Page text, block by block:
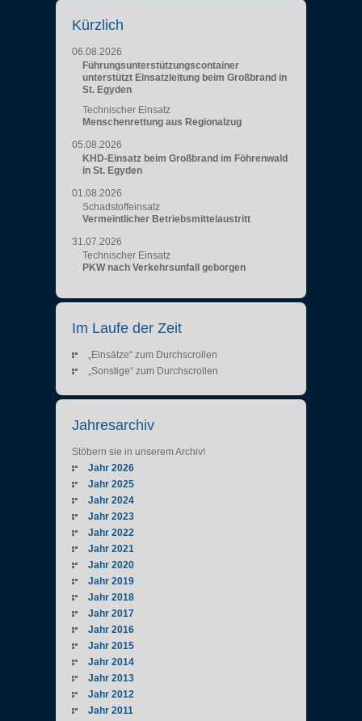
Kürzlich
06.08.2026
Führungsunterstützungscontainer
unterstützt Einsatzleitung beim Großbrand in
St. Egyden
Technischer Einsatz
Menschenrettung aus Regionalzug
05.08.2026
KHD-Einsatz beim Großbrand im Föhrenwald
in St. Egyden
01.08.2026
Schadstoffeinsatz
Vermeintlicher Betriebsmittelaustritt
31.07.2026
Technischer Einsatz
PKW nach Verkehrsunfall geborgen
Im Laufe der Zeit
„Einsätze“ zum Durchscrollen
„Sonstige“ zum Durchscrollen
Jahresarchiv
Stöbern sie in unserem Archiv!
Jahr 2026
Jahr 2025
Jahr 2024
Jahr 2023
Jahr 2022
Jahr 2021
Jahr 2020
Jahr 2019
Jahr 2018
Jahr 2017
Jahr 2016
Jahr 2015
Jahr 2014
Jahr 2013
Jahr 2012
Jahr 2011